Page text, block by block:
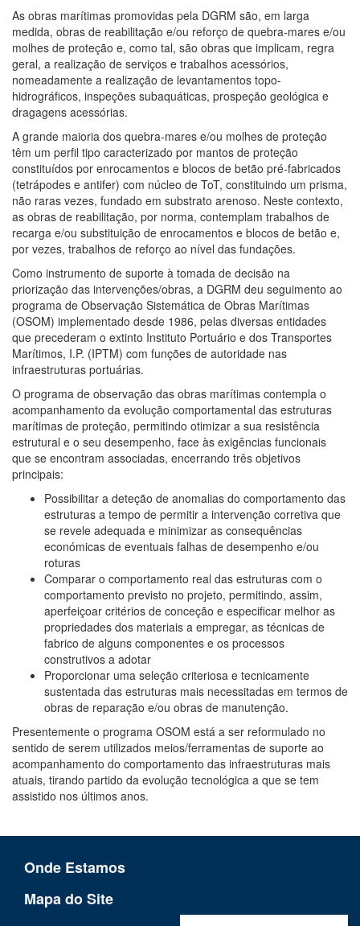
As obras marítimas promovidas pela DGRM são, em larga
medida, obras de reabilitação e/ou reforço de quebra-mares e/ou
molhes de proteção e, como tal, são obras que implicam, regra
geral, a realização de serviços e trabalhos acessórios,
nomeadamente a realização de levantamentos topo-
hidrográficos, inspeções subaquáticas, prospeção geológica e
dragagens acessórias.
A grande maioria dos quebra-mares e/ou molhes de proteção
têm um perfil tipo caracterizado por mantos de proteção
constituídos por enrocamentos e blocos de betão pré-fabricados
(tetrápodes e antifer) com núcleo de ToT, constituindo um prisma,
não raras vezes, fundado em substrato arenoso. Neste contexto,
as obras de reabilitação, por norma, contemplam trabalhos de
recarga e/ou substituição de enrocamentos e blocos de betão e,
por vezes, trabalhos de reforço ao nível das fundações.
Como instrumento de suporte à tomada de decisão na
priorização das intervenções/obras, a DGRM deu seguimento ao
programa de Observação Sistemática de Obras Marítimas
(OSOM) implementado desde 1986, pelas diversas entidades
que precederam o extinto Instituto Portuário e dos Transportes
Marítimos, I.P. (IPTM) com funções de autoridade nas
infraestruturas portuárias.
O programa de observação das obras marítimas contempla o
acompanhamento da evolução comportamental das estruturas
marítimas de proteção, permitindo otimizar a sua resistência
estrutural e o seu desempenho, face às exigências funcionais
que se encontram associadas, encerrando três objetivos
principais:
Possibilitar a deteção de anomalias do comportamento das
estruturas a tempo de permitir a intervenção corretiva que
se revele adequada e minimizar as consequências
económicas de eventuais falhas de desempenho e/ou
roturas
Comparar o comportamento real das estruturas com o
comportamento previsto no projeto, permitindo, assim,
aperfeiçoar critérios de conceção e especificar melhor as
propriedades dos materiais a empregar, as técnicas de
fabrico de alguns componentes e os processos
construtivos a adotar
Proporcionar uma seleção criteriosa e tecnicamente
sustentada das estruturas mais necessitadas em termos de
obras de reparação e/ou obras de manutenção.
Presentemente o programa OSOM está a ser reformulado no
sentido de serem utilizados meios/ferramentas de suporte ao
acompanhamento do comportamento das infraestruturas mais
atuais, tirando partido da evolução tecnológica a que se tem
assistido nos últimos anos.
Onde Estamos
Mapa do Site